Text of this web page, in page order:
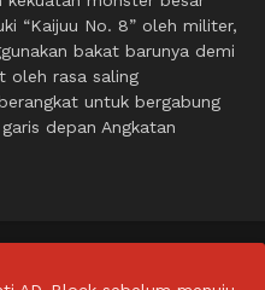
“Kaijuu No. 8” oleh militer,
bakat barunya demi
oleh rasa saling
untuk bergabung
depan Angkatan